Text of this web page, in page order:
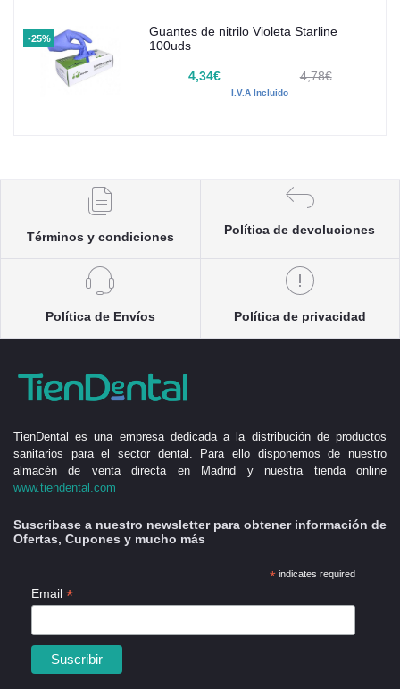
-25%
Guantes de nitrilo Violeta Starline
100uds
4,34€ 4,78€
I.V.A Incluido
Términos y condiciones
Política de devoluciones
Política de Envíos Política de privacidad
TienDental es una empresa dedicada a la distribución de productos
sanitarios para el sector dental. Para ello disponemos de nuestro
almacén de venta directa en Madrid y nuestra tienda online
www.tiendental.com
Suscribase a nuestro newsletter para obtener información de
Ofertas, Cupones y mucho más
*indicates required
Email *